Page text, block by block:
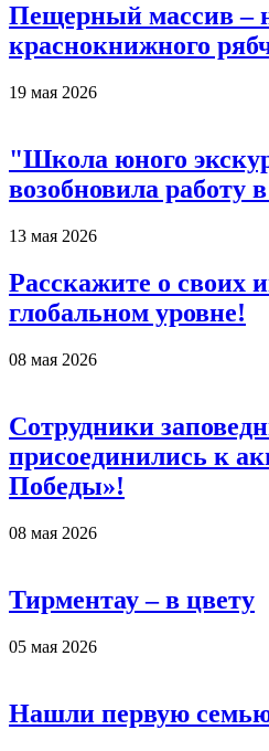
Пещерный массив –
краснокнижного
19 мая 2026
"Школа юного
возобновила работу
13 мая 2026
Расскажите о своих
глобальном уровне!
08 мая 2026
Сотрудники
присоединились к
Победы»!
08 мая 2026
Тирментау – в цвету
05 мая 2026
Нашли первую